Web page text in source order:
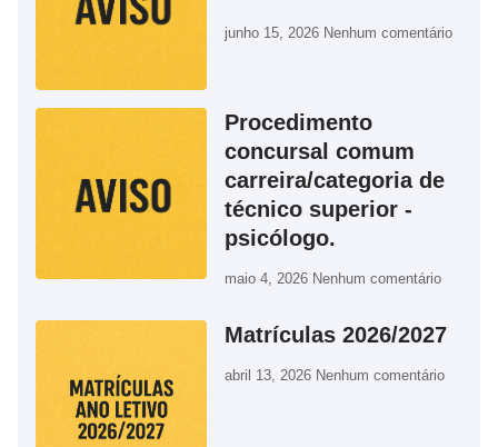
junho 15, 2026 Nenhum comentário
Procedimento
concursal comum
carreira/categoria de
técnico superior -
psicólogo.
maio 4, 2026 Nenhum comentário
Matrículas 2026/2027
abril 13, 2026 Nenhum comentário